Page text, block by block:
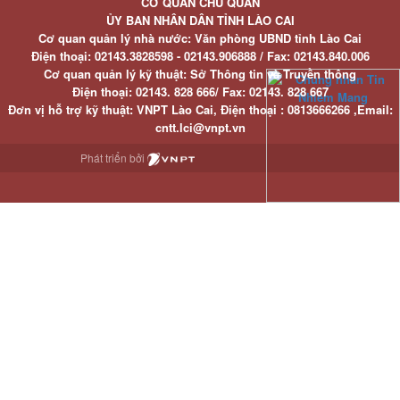
ỦY BAN NHÂN DÂN TỈNH LÀO CAI
Cơ quan quản lý nhà nước: Văn phòng UBND tỉnh Lào Cai
Điện thoại:02143.3828598 - 02143.906888 / Fax:02143.840.006
Cơ quan quản lý kỹ thuật: Sở Thông tin và Truyền thông
Điện thoại:02143. 828 666/ Fax:02143. 828 667
Đơn vị hỗ trợ kỹ thuật: VNPT Lào Cai, Điện thoại : 0813666266 ,Email:
cntt.lci@vnpt.vn
Phát triển bởi